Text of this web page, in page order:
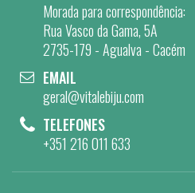
Morada para correspondência:
Rua Vasco da Gama, 5A
2735-179 - Agualva - Cacém
EMAIL
geral@vitalebiju.com
TELEFONES
+351 216 011 633